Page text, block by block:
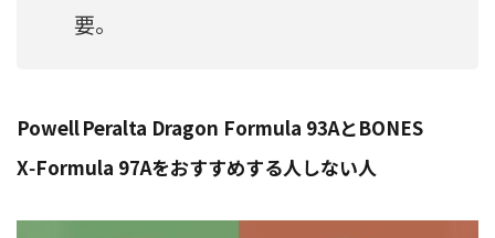
要。
Powell Peralta Dragon Formula 93AとBONES
X‑Formula 97Aをおすすめする人しない人